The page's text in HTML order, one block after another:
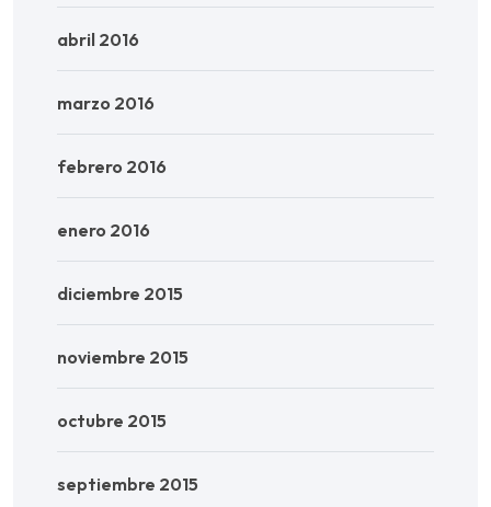
abril 2016
marzo 2016
febrero 2016
enero 2016
diciembre 2015
noviembre 2015
octubre 2015
septiembre 2015